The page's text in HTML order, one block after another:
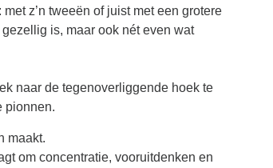
z’n tweeën of juist met een grotere
is, maar ook nét even wat
naar de tegenoverliggende hoek te
pionnen.
maakt.
om concentratie, vooruitdenken en